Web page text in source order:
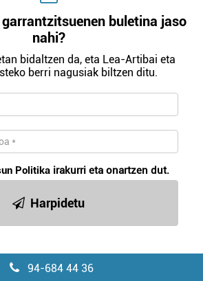
buletina jaso
nahi?
bidaltzen da, eta Lea-Artibai eta
berri nagusiak biltzen ditu.
Politika irakurri eta onartzen dut.
Harpidetu
94-684 44 36